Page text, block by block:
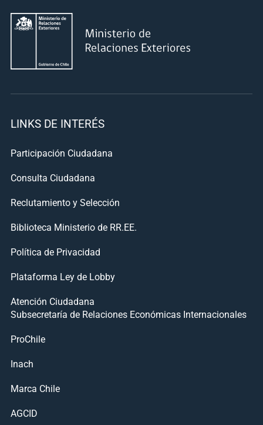
LINKS DE INTERÉS
Participación Ciudadana
Consulta Ciudadana
Reclutamiento y Selección
Biblioteca Ministerio de RR.EE.
Política de Privacidad
Plataforma Ley de Lobby
Atención Ciudadana
Subsecretaría de Relaciones Económicas Internacionales
ProChile
Inach
Marca Chile
AGCID